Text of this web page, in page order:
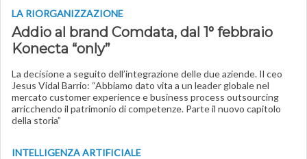
LA RIORGANIZZAZIONE
Addio al brand Comdata, dal 1° febbraio
Konecta “only”
La decisione a seguito dell’integrazione delle due aziende. Il ceo
Jesus Vidal Barrio: “Abbiamo dato vita a un leader globale nel
mercato customer experience e business process outsourcing
arricchendo il patrimonio di competenze. Parte il nuovo capitolo
della storia”
INTELLIGENZA ARTIFICIALE